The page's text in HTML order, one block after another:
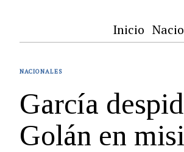
Inicio
NACIONALES
García
Golán en